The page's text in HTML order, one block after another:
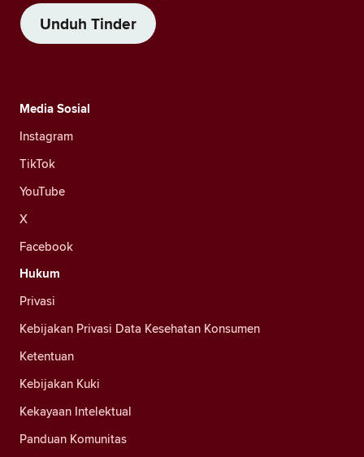
Unduh Tinder
Media Sosial
Instagram
TikTok
YouTube
X
Facebook
Hukum
Privasi
Kebijakan Privasi Data Kesehatan Konsumen
Ketentuan
Kebijakan Kuki
Kekayaan Intelektual
Panduan Komunitas